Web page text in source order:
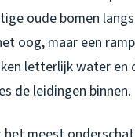
oude bomen
oog, maar een
letterlijk water en
de leidingen binnen.